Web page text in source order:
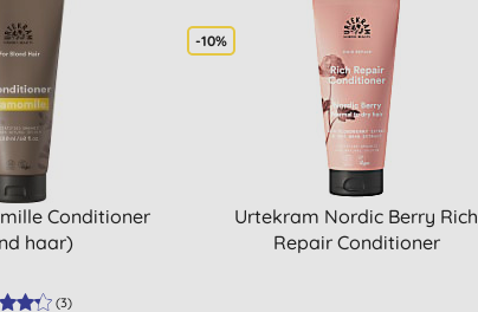
Conditioner
haar)
(3)
-10%
Urtekram Nordic Berry Rich
Repair Conditioner